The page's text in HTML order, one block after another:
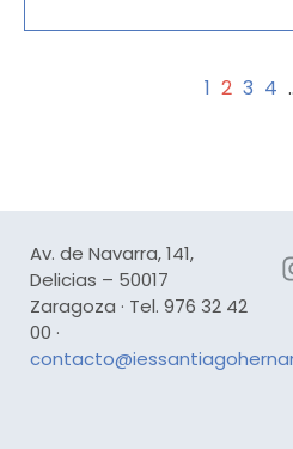
1 2 3 4
Av. de Navarra, 141,
Delicias – 50017
Zaragoza · Tel. 976 32 42
00 ·